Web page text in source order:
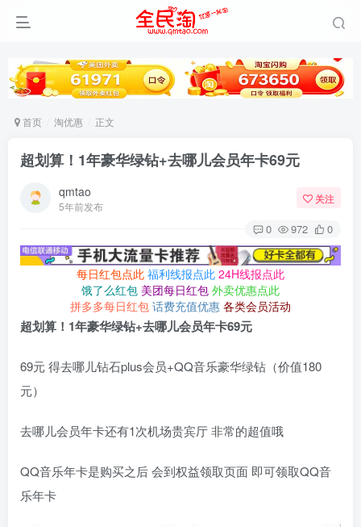
首页 淘优惠 正文
超划算！1年豪华绿钻+去哪儿会员年卡69元
qmtao
5年前发布
关注
0 972 0
每日红包点此 福利线报点此 24H线报点此
饿了么红包 美团每日红包 外卖优惠点此
拼多多每日红包 话费充值优惠 各类会员活动
超划算！1年豪华绿钻+去哪儿会员年卡69元
69元 得去哪儿钻石plus会员+QQ音乐豪华绿钻（价值180
元）
去哪儿会员年卡还有1次机场贵宾厅 非常的超值哦
QQ音乐年卡是购买之后 会到权益领取页面 即可领取QQ音
乐年卡